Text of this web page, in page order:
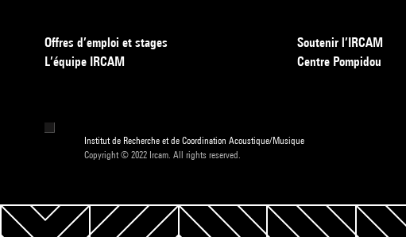
Offres d’emploi et stages
L’équipe IRCAM
Soutenir l’IRCAM
Centre Pompidou
Institut de Recherche et de Coordination Acoustique/Musique
Copyright © 2022 Ircam. All rights reserved.